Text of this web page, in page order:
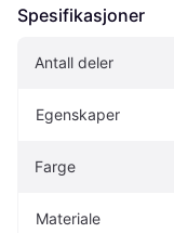
Spesifikasjoner
Antall deler
Egenskaper
Farge
Materiale